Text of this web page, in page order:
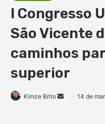
I Congresso
São Vicente
caminhos
superior
Kimze Brito
Mande14 de